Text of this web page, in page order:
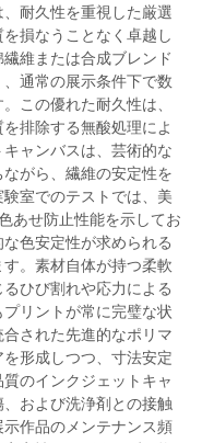
耐久性を重視した厳選
損なうことなく卓越し
維または合成ブレンド
通常の展示条件下で数
この優れた耐久性は、
排除する無酸処理によ
ャンバスは、芸術的な
がら、繊維の安定性を
室でのテストでは、美
あせ防止性能を示してお
色安定性が求められる
。素材自体が持つ柔軟
ひび割れや応力による
リントが常に完璧な状
された先進的なポリマ
形成しつつ、寸法安定
のインクジェットキャ
および洗浄剤との接触
作品のメンテナンス頻